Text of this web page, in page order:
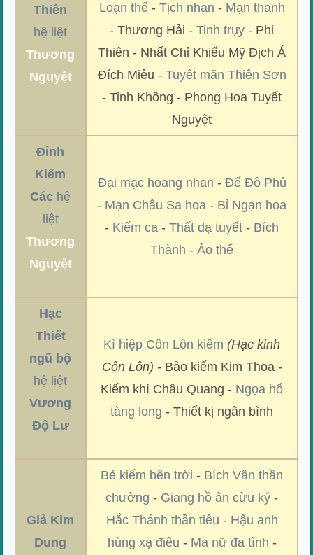
Thiên
hệ liệt
Thương
Nguyệt
Loạn thế- Tịch nhan - Mạn thanh
- Thương Hải -Tinh trụy - Phi
Thiên - Nhất Chỉ Khiếu Mỹ Địch Á
Đích Miêu - Tuyết mãn Thiên Sơn
- Tinh Không - Phong Hoa Tuyết
Nguyệt
Đỉnh
Kiếm
Các hệ
liệt
Thương
Nguyệt
Đại mạc hoang nhan - Đế Đô Phủ
- Mạn Châu Sa hoa - Bỉ Ngạn hoa
- Kiếm ca -Thất dạ tuyết - Bích
Thành -Ảo thế
Hạc
Thiết
ngũ bộ
hệ liệt
Vương
Độ Lư
Kì hiệp Côn Lôn kiếm (Hạc kinh
Côn Lôn) - Bảo kiếm Kim Thoa -
Kiếm khí Châu Quang - Ngọa hổ
tàng long - Thiết kị ngân bình
Giả Kim
Dung
Bẻ kiếm bên trời - Bích Vân thần
chưởng - Giang hồ ân cừu ký -
Hắc Thánh thần tiêu - Hậu anh
hùng xạ điêu - Ma nữ đa tình -